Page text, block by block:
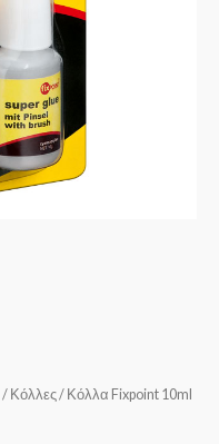
/ Κόλλες/ Κόλλα Fixpoint 10ml